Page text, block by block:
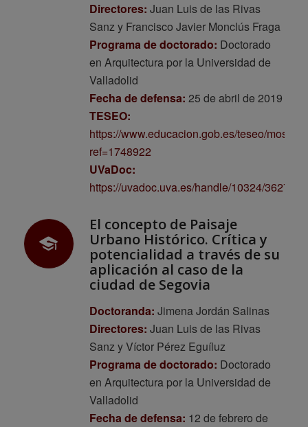
Directores: Juan Luis de las Rivas
Sanz y Francisco Javier Monclús Fraga
Programa de doctorado: Doctorado
en Arquitectura por la Universidad de
Valladolid
Fecha de defensa: 25 de abril de 2019
TESEO:
https://www.educacion.gob.es/teseo/
ref=1748922
UVaDoc:
https://uvadoc.uva.es/handle/10324/36272
El concepto de Paisaje
Urbano Histórico. Crítica y
potencialidad a través de su
aplicación al caso de la
ciudad de Segovia
Doctoranda: Jimena Jordán Salinas
Directores: Juan Luis de las Rivas
Sanz y Víctor Pérez Eguíluz
Programa de doctorado: Doctorado
en Arquitectura por la Universidad de
Valladolid
Fecha de defensa: 12 de febrero de